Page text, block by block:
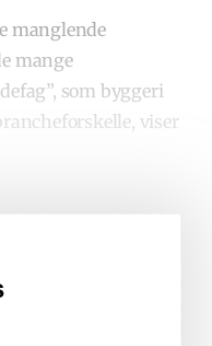
manglende
mange
som byggeri
viser